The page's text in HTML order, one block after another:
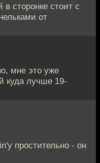
сторонке стоит с
от
мне это уже
куда лучше 19-
простительно - он